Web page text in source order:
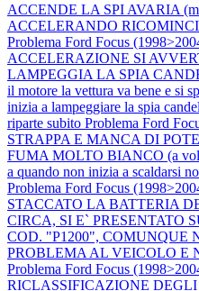
ACCENDE LA SPI AVARIA
ACCELERANDO
Problema Ford Focus
ACCELERAZIONE SI
LAMPEGGIA LA SPIA
il motore la vettura va bene e si
inizia a lampeggiare la spia
riparte subito Problema Ford
STRAPPA E MANCA DI
FUMA MOLTO BIANCO (a
a quando non inizia a scaldarsi
Problema Ford Focus
STACCATO LA BATTERIA
CIRCA, SI E` PRESENTATO
COD. "P1200", COMUNQUE
PROBLEMA AL VEICOLO E
Problema Ford Focus
RICLASSIFICAZIONE